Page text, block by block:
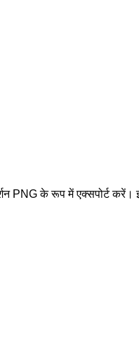
PNG के रूप में एक्सपोर्ट करें।